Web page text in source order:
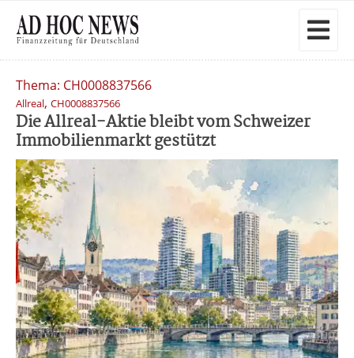
Thema: CH0008837566
Allreal, CH0008837566
Die Allreal-Aktie bleibt vom Schweizer
Immobilienmarkt gestützt